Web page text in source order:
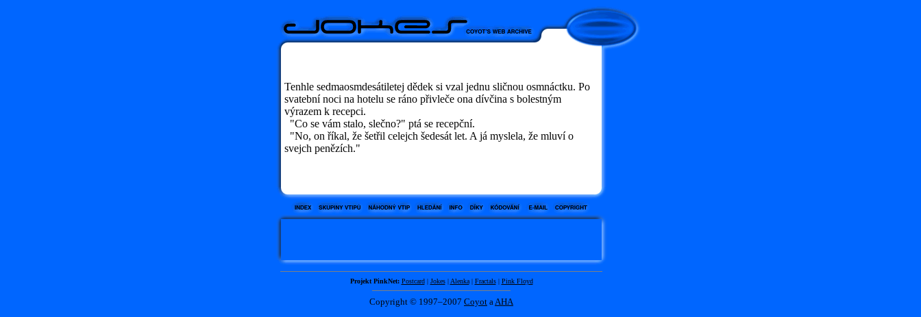
Tenhle sedmaosmdesátiletej dědek si vzal jednu sličnou osmnáctku. Po
svatební noci na hotelu se ráno přivleče ona dívčina s bolestným
výrazem k recepci.
"Co se vám stalo, slečno?" ptá se recepční.
"No, on říkal, že šetřil celejch šedesát let. A já myslela, že mluví o
svejch penězích."
Projekt PinkNet: Postcard| Jokes| Alenka| Fractals| Pink Floyd
Copyright © 1997–2007 Coyot aAHA